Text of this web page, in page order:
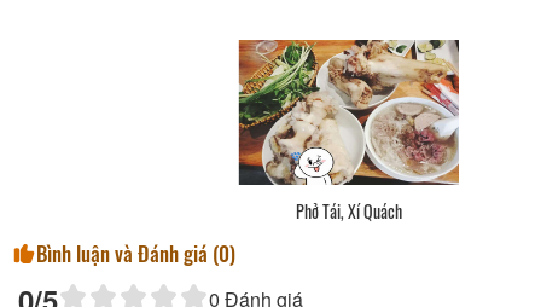
Bình luận và Đánh giá (0)
0 Đánh giá